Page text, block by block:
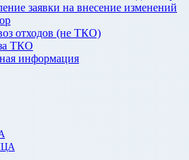
заявки на внесение изменений
отходов (не ТКО)
ТКО
информация